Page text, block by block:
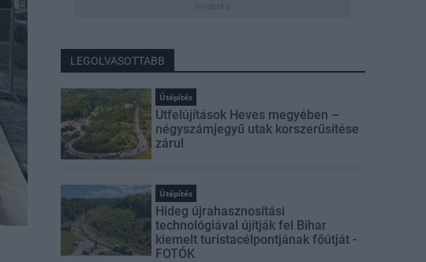
LEGOLVASOTTABB
Útépítés
Útfelújítások Heves megyében –
négyszámjegyű utak korszerűsítése
zárul
Útépítés
Hideg újrahasznosítási
technológiával újítják fel Bihar
kiemelt turistacélpontjának főútját -
FOTÓK